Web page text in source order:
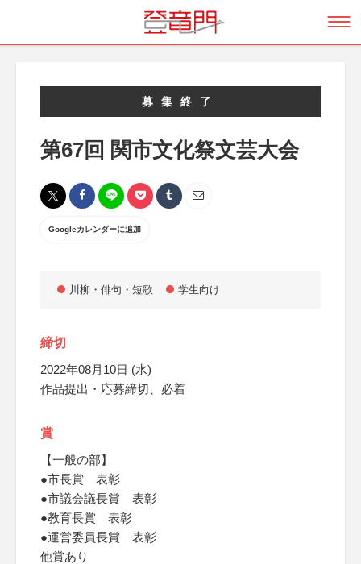
募集終了
第67回 関市文化祭文芸大会
Googleカレンダーに追加
川柳・俳句・短歌 学生向け
締切
2022年08月10日 (水)
作品提出・応募締切、必着
賞
【一般の部】
●市長賞 表彰
●市議会議長賞 表彰
●教育長賞 表彰
●運営委員長賞 表彰
他賞あり